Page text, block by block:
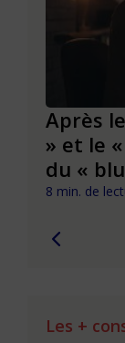
Après
» et le
du «
8 min. de
Les +